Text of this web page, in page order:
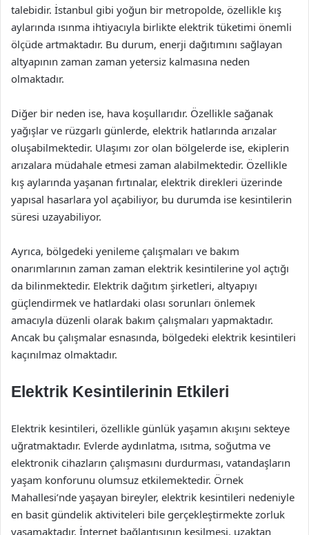
talebidir. İstanbul gibi yoğun bir metropolde, özellikle kış
aylarında ısınma ihtiyacıyla birlikte elektrik tüketimi önemli
ölçüde artmaktadır. Bu durum, enerji dağıtımını sağlayan
altyapının zaman zaman yetersiz kalmasına neden
olmaktadır.
Diğer bir neden ise, hava koşullarıdır. Özellikle sağanak
yağışlar ve rüzgarlı günlerde, elektrik hatlarında arızalar
oluşabilmektedir. Ulaşımı zor olan bölgelerde ise, ekiplerin
arızalara müdahale etmesi zaman alabilmektedir. Özellikle
kış aylarında yaşanan fırtınalar, elektrik direkleri üzerinde
yapısal hasarlara yol açabiliyor, bu durumda ise kesintilerin
süresi uzayabiliyor.
Ayrıca, bölgedeki yenileme çalışmaları ve bakım
onarımlarının zaman zaman elektrik kesintilerine yol açtığı
da bilinmektedir. Elektrik dağıtım şirketleri, altyapıyı
güçlendirmek ve hatlardaki olası sorunları önlemek
amacıyla düzenli olarak bakım çalışmaları yapmaktadır.
Ancak bu çalışmalar esnasında, bölgedeki elektrik kesintileri
kaçınılmaz olmaktadır.
Elektrik Kesintilerinin Etkileri
Elektrik kesintileri, özellikle günlük yaşamın akışını sekteye
uğratmaktadır. Evlerde aydınlatma, ısıtma, soğutma ve
elektronik cihazların çalışmasını durdurması, vatandaşların
yaşam konforunu olumsuz etkilemektedir. Örnek
Mahallesi’nde yaşayan bireyler, elektrik kesintileri nedeniyle
en basit gündelik aktiviteleri bile gerçekleştirmekte zorluk
yaşamaktadır. İnternet bağlantısının kesilmesi, uzaktan